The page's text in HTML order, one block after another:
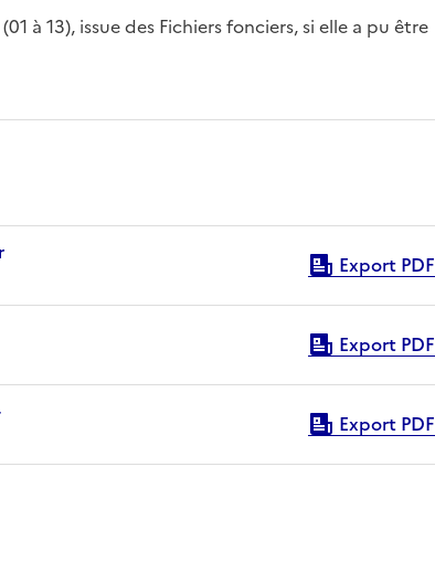
(01 à 13), issue des Fichiers fonciers, si elle a pu être
Export PDF
Export PDF
Export PDF